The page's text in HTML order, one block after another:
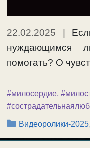
22.02.2025
нуждающимся
помогать? О
#милосердие,
Рубрики
Видеоролики-2025,